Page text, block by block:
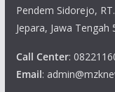
Pendem Sidorejo,
Jepara, Jawa Tengah
Call Center:
Email: